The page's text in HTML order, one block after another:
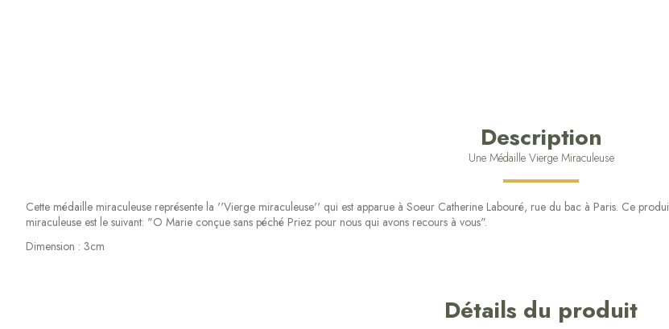
Description
Une Médaille Vierge Miraculeuse
Cette médaille miraculeuse représente la ''Vierge miraculeuse'' qui est apparue à Soeur Catherine Labouré, rue du bac à Paris. Ce
miraculeuse est le suivant: "O Marie conçue sans péché Priez pour nous qui avons recours à vous".
Dimension : 3cm
Détails du produit